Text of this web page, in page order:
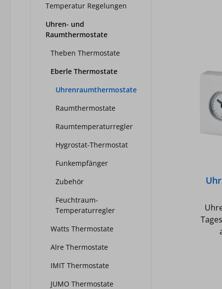
Temperatur Regelungen
Uhren- und
Raumthermostate
Theben Thermostate
Eberle Thermostate
Uhrenraumthermostate
Raumthermostate
Raumtemperaturregler
Hygrostat-Thermostat
Funkempfänger
Zubehör
Feuchtraum-
Temperaturregler
Watts Thermostate
Alre Thermostate
IMIT Thermostate
JUMO Thermostate
(2,4,6) -
für